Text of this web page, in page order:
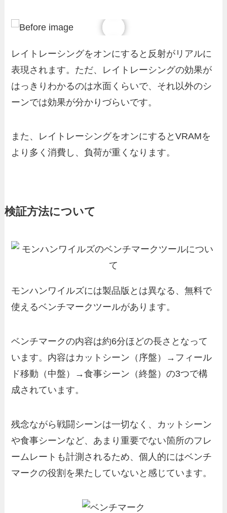
レイトレーシングをオンにすると反射がリアルに
表現されます。ただ、レイトレーシングの効果が
はっきりわかるのは水面くらいで、それ以外のシ
ーンでは効果が分かりづらいです。
また、レイトレーシングをオンにするとVRAMを
より多く消費し、負荷が重くなります。
検証方法について
モンハンワイルズには製品版とは異なる、無料で
使えるベンチマークツールがあります。
ベンチマークの内容は約6分ほどの長さとなって
います。内容はカットシーン（序盤）→フィール
ド移動（中盤）→食事シーン（終盤）の3つで構
成されています。
残念ながら戦闘シーンは一切なく、カットシーン
や食事シーンなど、あまり重要でない箇所のフレ
ームレートも計測されるため、個人的にはベンチ
マークの役割を果たしていないと感じています。